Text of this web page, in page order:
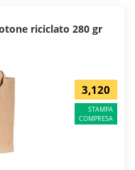
riciclato 280 gr
3,120
STAMPA
COMPRESA